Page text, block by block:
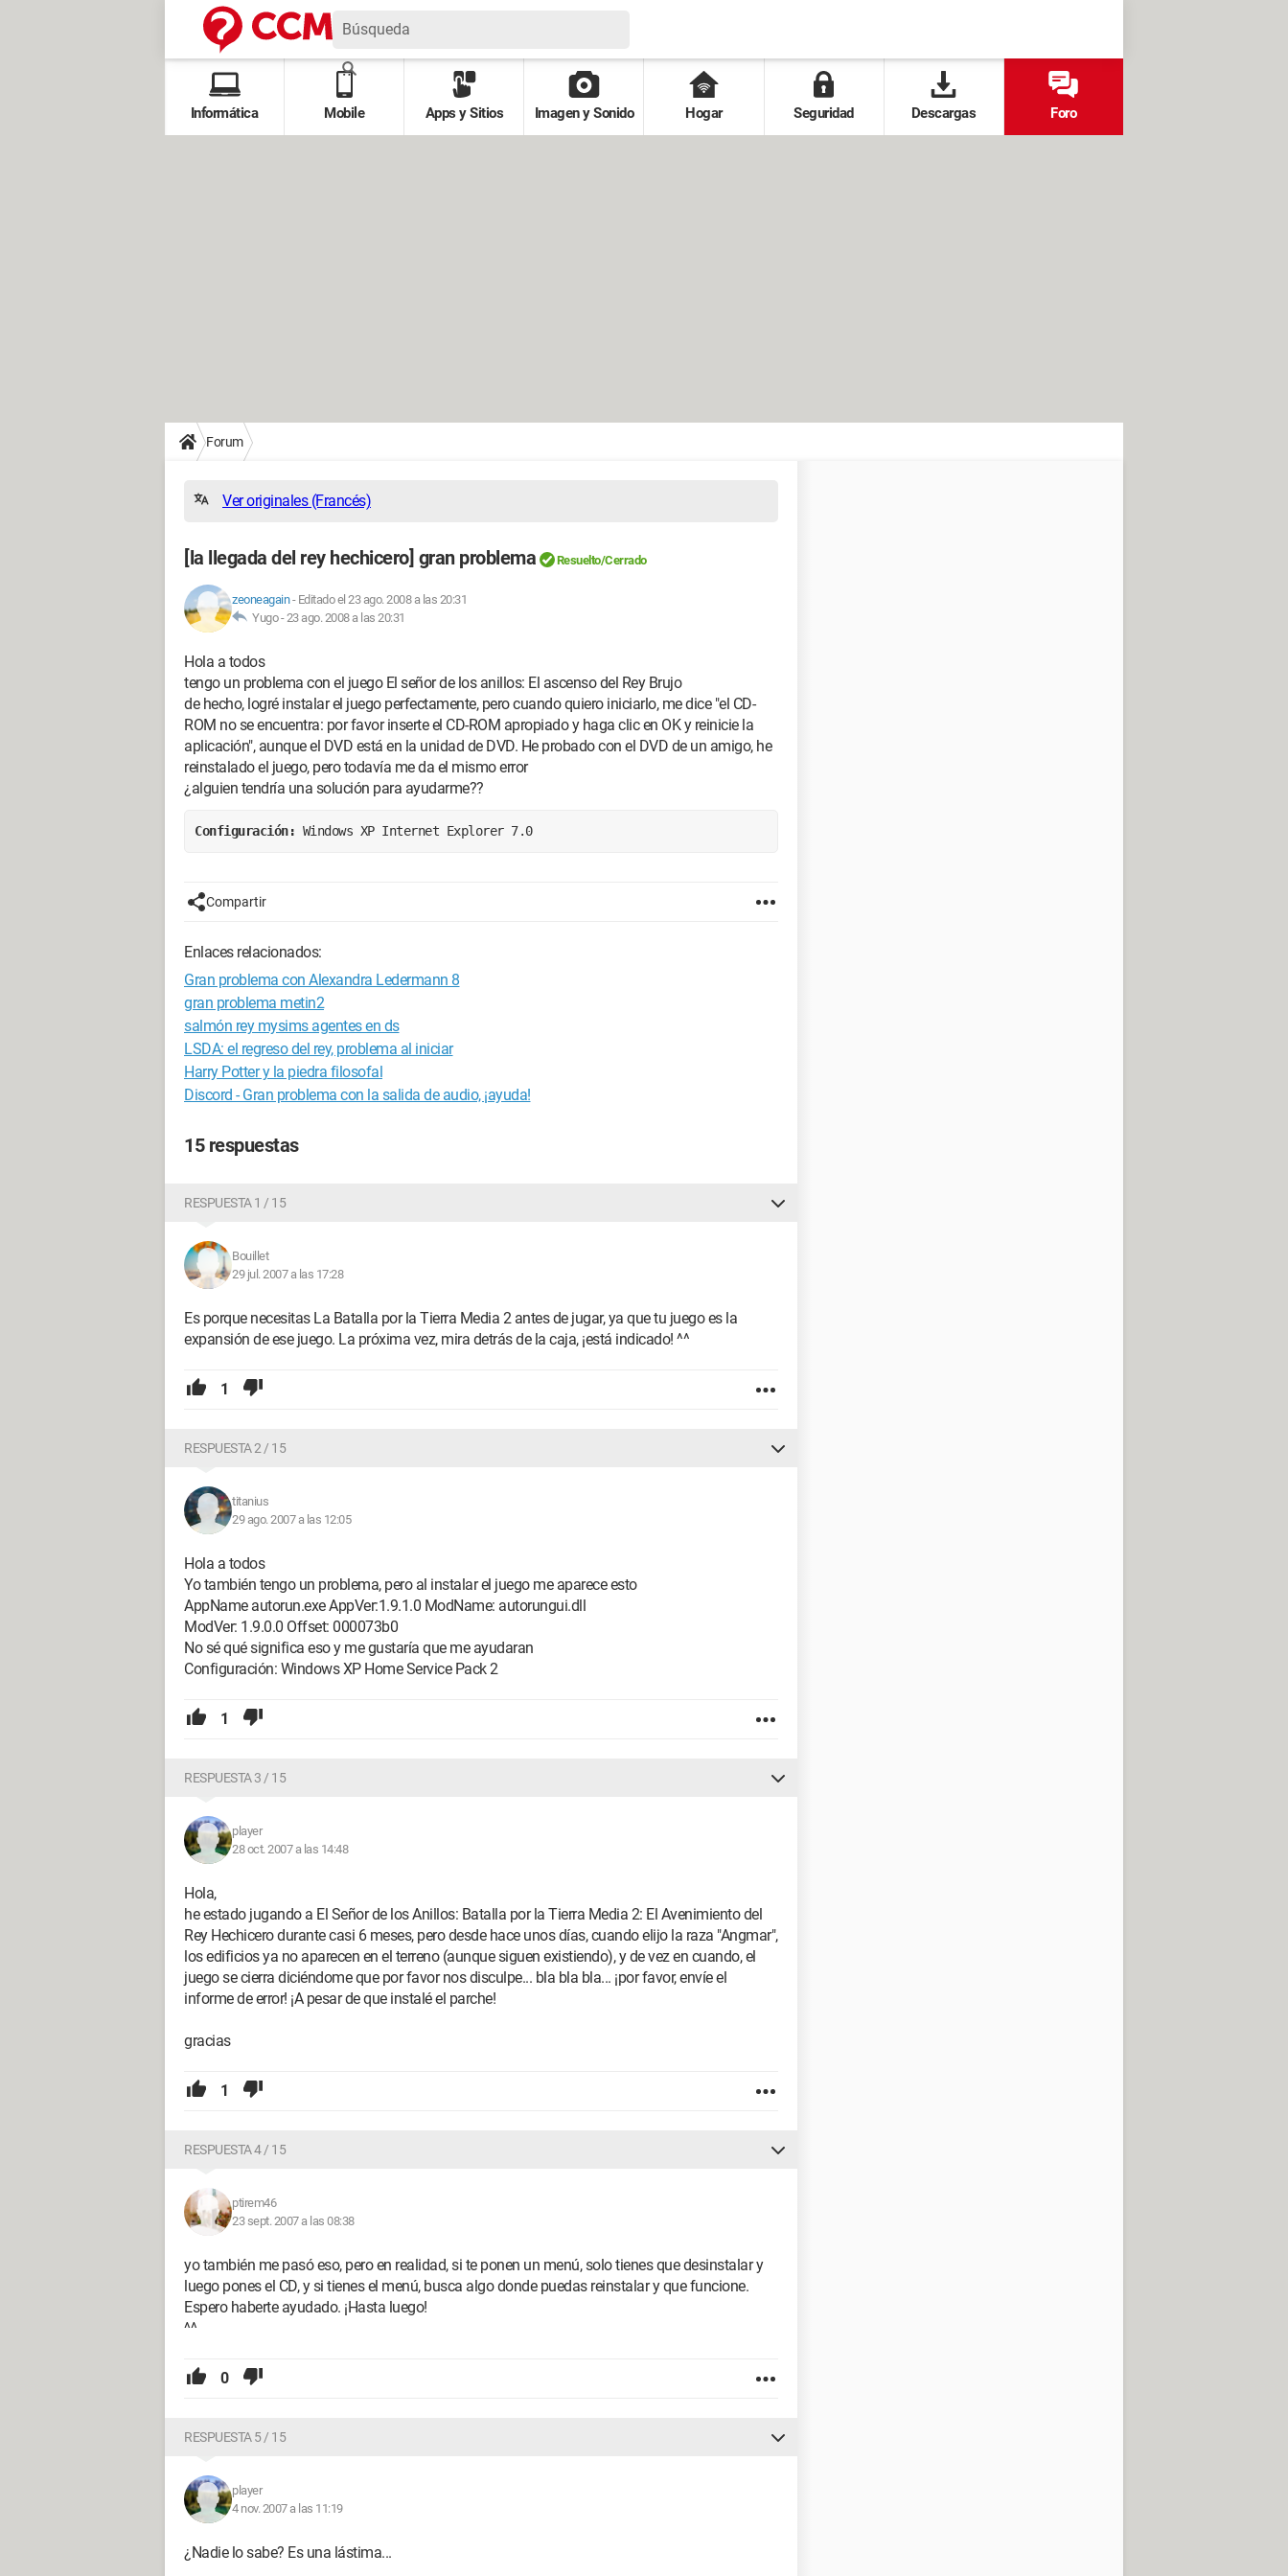
Informática Mobile Apps y Sitios Imagen y Sonido Hogar Seguridad Descargas Foro
Forum
Ver originales (Francés)
[la llegada del rey hechicero] gran problema Resuelto/Cerrado
zeoneagain- Editado el 23 ago. 2008 a las 20:31
Yugo -23 ago. 2008 a las 20:31
Hola a todos
tengo un problema con el juego El señor de los anillos: El ascenso del Rey Brujo
de hecho, logré instalar el juego perfectamente, pero cuando quiero iniciarlo, me dice "el CD-
ROM no se encuentra: por favor inserte el CD-ROM apropiado y haga clic en OK y reinicie la
aplicación", aunque el DVD está en la unidad de DVD. He probado con el DVD de un amigo, he
reinstalado el juego, pero todavía me da el mismo error
¿alguien tendría una solución para ayudarme??
Configuración: Windows XP Internet Explorer 7.0
Compartir
Enlaces relacionados:
Gran problema con Alexandra Ledermann 8
gran problema metin2
salmón rey mysims agentes en ds
LSDA: el regreso del rey, problema al iniciar
Harry Potter y la piedra filosofal
Discord - Gran problema con la salida de audio, ¡ayuda!
15 respuestas
RESPUESTA 1 / 15
Bouillet
29 jul. 2007 a las 17:28
Es porque necesitas La Batalla por la Tierra Media 2 antes de jugar, ya que tu juego es la
expansión de ese juego. La próxima vez, mira detrás de la caja, ¡está indicado! ^^
1
RESPUESTA 2 / 15
titanius
29 ago. 2007 a las 12:05
Hola a todos
Yo también tengo un problema, pero al instalar el juego me aparece esto
AppName autorun.exe AppVer:1.9.1.0 ModName: autorungui.dll
ModVer: 1.9.0.0 Offset: 000073b0
No sé qué significa eso y me gustaría que me ayudaran
Configuración: Windows XP Home Service Pack 2
1
RESPUESTA 3 / 15
player
28 oct. 2007 a las 14:48
Hola,
he estado jugando a El Señor de los Anillos: Batalla por la Tierra Media 2: El Avenimiento del
Rey Hechicero durante casi 6 meses, pero desde hace unos días, cuando elijo la raza "Angmar",
los edificios ya no aparecen en el terreno (aunque siguen existiendo), y de vez en cuando, el
juego se cierra diciéndome que por favor nos disculpe... bla bla bla... ¡por favor, envíe el
informe de error! ¡A pesar de que instalé el parche!
gracias
1
RESPUESTA 4 / 15
ptirem46
23 sept. 2007 a las 08:38
yo también me pasó eso, pero en realidad, si te ponen un menú, solo tienes que desinstalar y
luego pones el CD, y si tienes el menú, busca algo donde puedas reinstalar y que funcione.
Espero haberte ayudado. ¡Hasta luego!
^^
0
RESPUESTA 5 / 15
player
4 nov. 2007 a las 11:19
¿Nadie lo sabe? Es una lástima...